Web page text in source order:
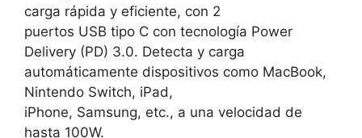
carga rápida y eficiente, con 2
puertos USB tipo C con tecnología Power
Delivery (PD) 3.0. Detecta y carga
automáticamente dispositivos como MacBook,
Nintendo Switch, iPad,
iPhone, Samsung, etc., a una velocidad de
hasta 100W.